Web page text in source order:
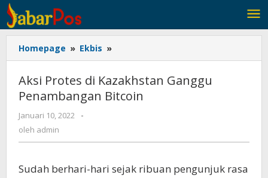
Lewati
ke
konten
Homepage » Ekbis »
Protes
Kazakhstan
Ganggu
Aksi Protes di Kazakhstan Ganggu
Penambangan Bitcoin
Januari 10, 2022
oleh
-
oleh admin
Sudah berhari-hari sejak ribuan pengunjuk rasa